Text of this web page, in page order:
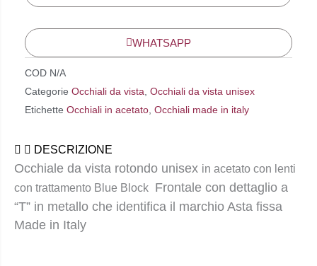
WHATSAPP
COD N/A
Categorie Occhiali da vista Occhiali da vista unisex
Etichette Occhiali in acetato Occhiali made in italy
DESCRIZIONE
Occhiale da vista rotondo unisex in acetato con lenti
con trattamento Blue Block Frontale con dettaglio a
“T” in metallo che identifica il marchio Asta fissa
Made in Italy